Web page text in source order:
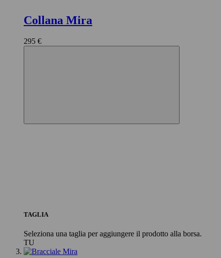
Collana Mira
295 €
TAGLIA
Seleziona una taglia per aggiungere il prodotto alla borsa.
TU